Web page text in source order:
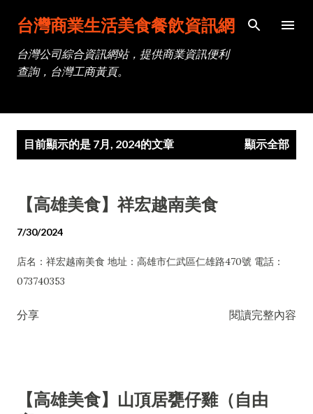
跳到主要內容
台灣商業生活美食餐飲資訊網
台灣公司綜合資訊網站，提供商業資訊便利
查詢，台灣工商黃頁。
目前顯示的是 7月, 2024的文章 顯示全部
【高雄美食】祥宏越南美食
7/30/2024
店名：祥宏越南美食 地址：高雄市仁武區仁雄路470號 電話：
073740353
分享 閱讀完整內容
【高雄美食】山頂居甕仔雞（自由